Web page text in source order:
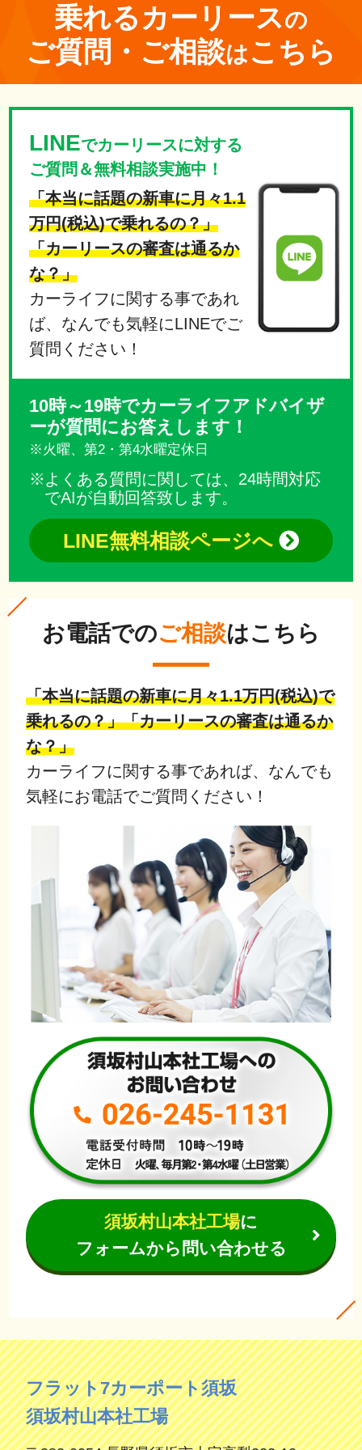
乗れる カーリースの
ご質問・ご相談はこちら
LINEでカーリースに対する
ご質問＆無料相談実施中！
「本当に話題の新車に月々1.1
万円(税込)で乗れるの？」
「カーリースの審査は通るか
な？」
カーライフに関する事であれ
ば、なんでも気軽にLINEでご
質問ください！
10時～19時でカーライフアドバイザ
ーが質問にお答えします！
※火曜、第2・第4水曜定休日
よくある質問に関しては、24時間対応
でAIが自動回答致します。
LINE無料相談ページへ
お電話でのご相談はこちら
「本当に話題の新車に月々1.1万円(税込)で
乗れるの？」「カーリースの審査は通るか
な？」
カーライフに関する事であれば、なんでも
気軽にお電話でご質問ください！
須坂村山本社工場に
フォームから問い合わせる
フラット7カーポート須坂
須坂村山本社工場